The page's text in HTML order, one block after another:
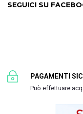
SEGUICI SU
PAGAMENTI
Può effettuare